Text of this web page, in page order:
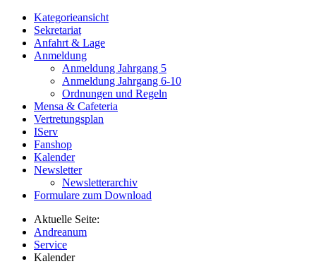
Kategorieansicht
Sekretariat
Anfahrt & Lage
Anmeldung
Anmeldung Jahrgang 5
Anmeldung Jahrgang 6-10
Ordnungen und Regeln
Mensa & Cafeteria
Vertretungsplan
IServ
Fanshop
Kalender
Newsletter
Newsletterarchiv
Formulare zum Download
Aktuelle Seite:
Andreanum
Service
Kalender